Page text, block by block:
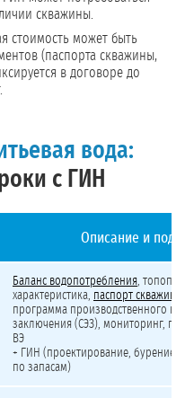
скважины.
стоимость может быть
(паспорта скважины,
в договоре до
вода:
с ГИН
Описание и
Баланс водопотребления,
характеристика, паспорт скважины
программа производственного
заключения (СЭЗ), мониторинг,
ВЭ
+ ГИН (проектирование, бурение,
по запасам)